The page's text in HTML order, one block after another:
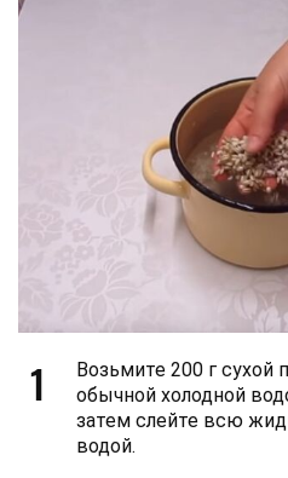
1
Возьмите 200 г сухой
обычной холодной
затем слейте всю
водой.